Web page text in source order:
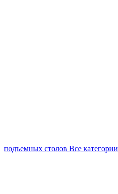
подъемных столов Все категории